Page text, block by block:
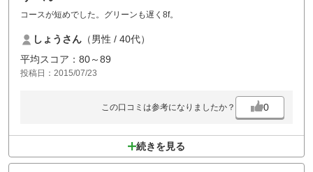
コースが短めでした。グリーンも遅く8f。
しょうさん （男性 / 40代）
平均スコア：80～89
投稿日：2015/07/23
この口コミは参考になりましたか？ 0
続きを見る